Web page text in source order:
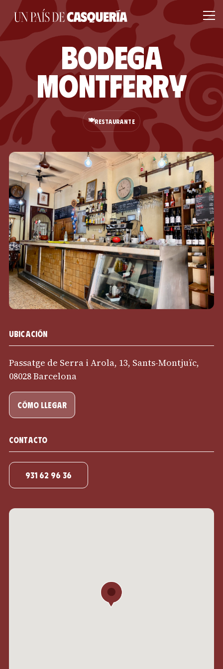
Bodega
Montferry
🍽️RESTAURANTE
Ubicación
Passatge de Serra i Arola, 13, Sants-Montjuïc,
08028 Barcelona
cómo llegar
Contacto
931 62 96 36